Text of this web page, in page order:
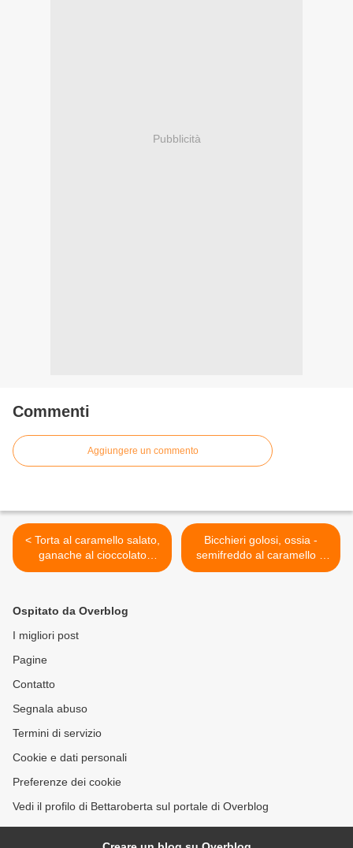
Pubblicità
Commenti
Aggiungere un commento
< Torta al caramello salato,
ganache al cioccolato
fondente e mandorle
Bicchieri golosi, ossia -
semifreddo al caramello e
yogurt greco.... >
Ospitato da Overblog
I migliori post
Pagine
Contatto
Segnala abuso
Termini di servizio
Cookie e dati personali
Preferenze dei cookie
Vedi il profilo di Bettaroberta sul portale di Overblog